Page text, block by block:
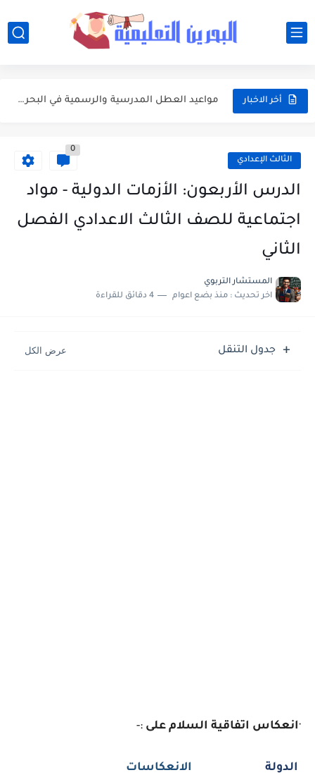
أخر الاخبار
أفضل النصائح لإدارة ميزانية الأسرة عند شراء مستلزمات المدرسة
مواعيد العطل المدرسية والرسمية في البحرين خلال العام الدراسي 2026-2027
مواعيد بداية ونهاية الفصول الدراسية في البحرين للعام الدراسي 2026-2027
تعبير: فضل العشر الأوائل من ذي الحجة واغتنامها بالطاعات
موضوع التعبير: الأب ومكانته العظيمة
الثالث الإعدادي
0
الدرس الأربعون: الأزمات الدولية - مواد
اجتماعية للصف الثالث الاعدادي الفصل
الثاني
المستشار التربوي
اخر تحديث : منذ بضع اعوام 4 دقائق للقراءة
جدول التنقل
·انعكاس اتفاقية السلام على :-
الدولة الانعكاسات